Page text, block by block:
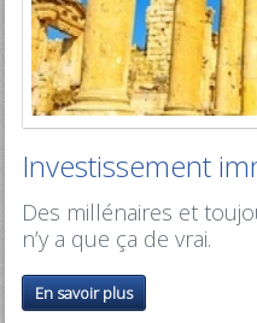
Investissement
Des millénaires et
n’y a que ça de vrai.
En savoir plus